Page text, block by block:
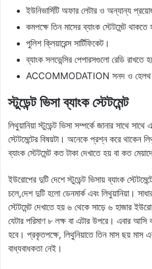
ইউনিভার্সিটি অফার লেটার ও অন্যান্য
কমপক্ষে তিন মাসের ব্যাংক স্টেটমেন্ট থাকতে
পুলিশ ক্লিয়ারেন্স সার্টিফিকেট।
ব্যাংক সলভেন্সির পেপারসগুলো রেডি রাখতে
ACCOMMODATION সনদ ও হেলথ
স্টুডেন্ট ভিসা ব্যাংক স্টেটমেন্ট
লিথুয়ানিয়া স্টুডেন্ট ভিসা সম্পর্কে জানার সাথে
স্টেটমেন্টের বিষয়টা। অনেকে প্রশ্ন করে থাকেন
ব্যাংক স্টেটমেন্ট কত টাকা দেখাতে হয় বা কত
ইউরোপের দুটি দেশে স্টুডেন্ট ভিসায় ব্যাংক
চলে,দেশ দুটি হলো ডেনমার্ক এবং লিথুয়ানিয়া।
স্টেটমেন্ট দেখাতে হয় ৬ থেকে সাড়ে ৬ হাজার
যেটার পরিমাণ ৮ লক্ষ বা এটার উপরে। এবার আসি
হবে। প্রকৃতপক্ষে, লিথুনিয়াতে তিন মাস ছয় মাস
বাধ্যবাধকতা নেই।